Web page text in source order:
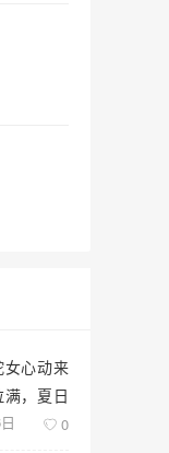
女心动来
，夏日
0